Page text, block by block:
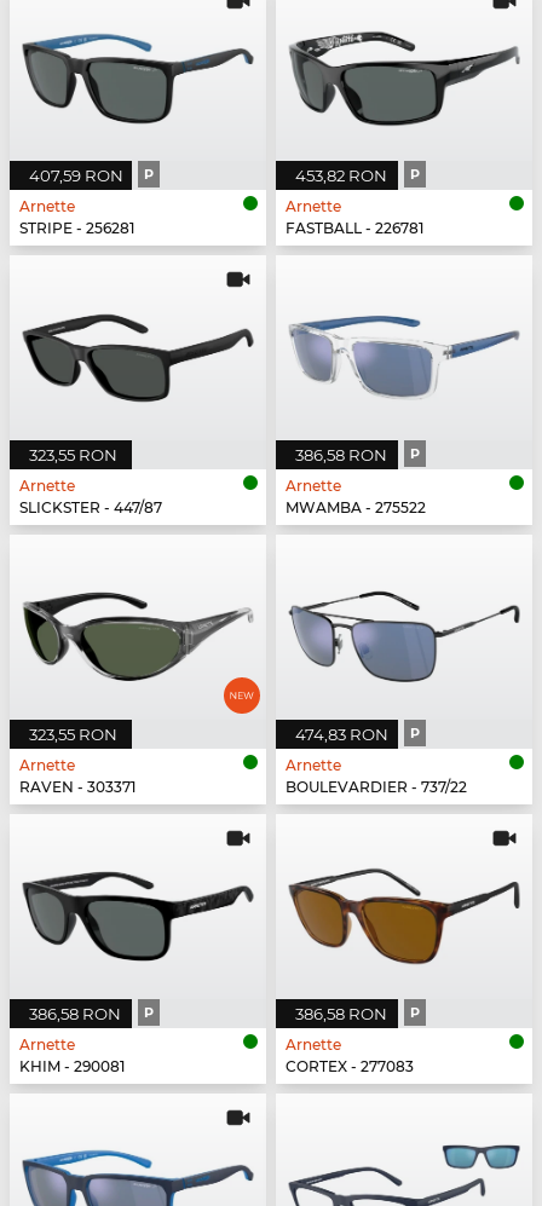
407,59 RON P
Arnette
STRIPE - 256281
453,82 RON P
Arnette
FASTBALL - 226781
323,55 RON
Arnette
SLICKSTER - 447/87
386,58 RON P
Arnette
MWAMBA - 275522
323,55 RON
Arnette
RAVEN - 303371
474,83 RON P
Arnette
BOULEVARDIER - 737/22
386,58 RON P
Arnette
KHIM - 290081
386,58 RON P
Arnette
CORTEX - 277083